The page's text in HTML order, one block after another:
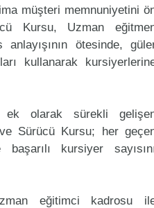
müşteri memnuniyetini
Kursu, Uzman
ötesinde,
kullanarak
ek olarak sürekli
Sürücü Kursu; her
kursiyer
eğitimci kadrosu